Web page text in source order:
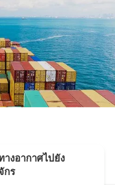
างอากาศไปยัง
กร